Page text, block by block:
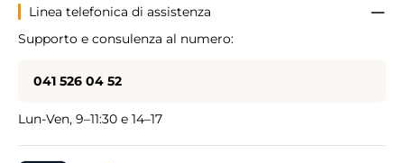
Linea telefonica di assistenza
Supporto e consulenza al numero:
041 526 04 52
Lun-Ven, 9–11:30 e 14–17